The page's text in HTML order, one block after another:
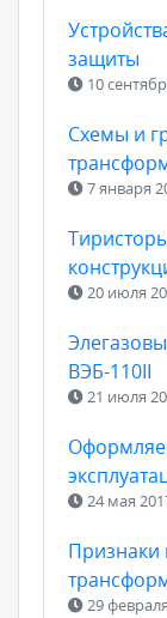
защиты
10
Схемы и
7 января
20 июля
ВЭБ-110II
21 июля
24 мая
Признаки
29